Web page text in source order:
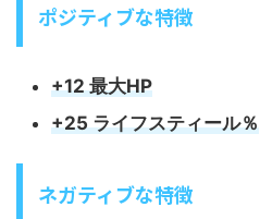
ポジティブな特徴
+12 最大HP
+25 ライフスティール％
ネガティブな特徴